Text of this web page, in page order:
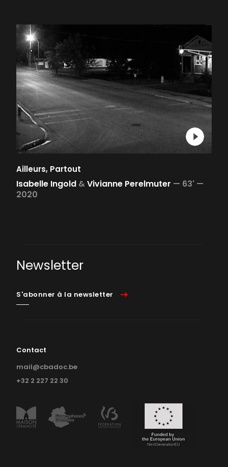
Ailleurs, Partout
Isabelle Ingold &Vivianne Perelmuter — 63' —
2020
Newsletter
S'abonner à la newsletter
Contact
mail@cbadoc.be
+32 2 227 22 30